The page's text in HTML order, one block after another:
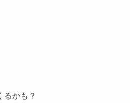
るかも？